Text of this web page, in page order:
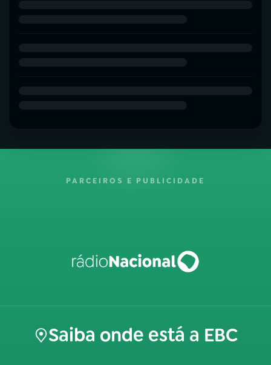
PARCEIROS E PUBLICIDADE
Saiba onde está a EBC